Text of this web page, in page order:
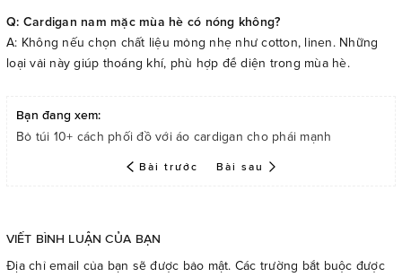
Q: Cardigan nam mặc mùa hè có nóng không?
A: Không nếu chọn chất liệu mỏng nhẹ như cotton, linen. Những
loại vải này giúp thoáng khí, phù hợp để diện trong mùa hè.
Bạn đang xem:
Bỏ túi 10+ cách phối đồ với áo cardigan cho phái mạnh
Bài trước Bài sau
VIẾT BÌNH LUẬN CỦA BẠN
Địa chỉ email của bạn sẽ được bảo mật. Các trường bắt buộc được